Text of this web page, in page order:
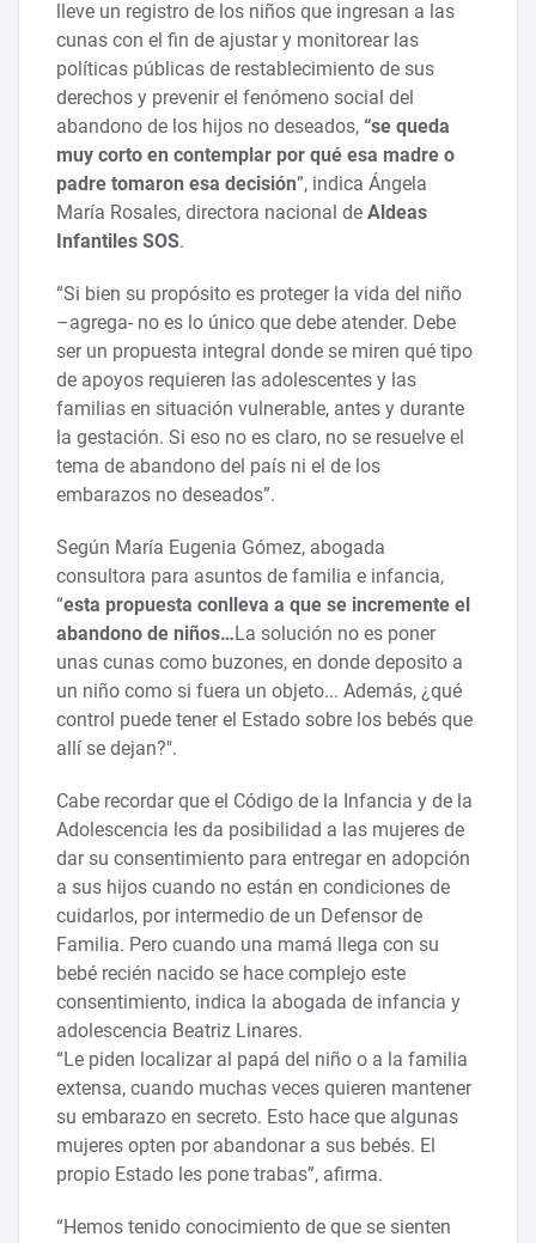
lleve un registro de los niños que ingresan a las
cunas con el fin de ajustar y monitorear las
políticas públicas de restablecimiento de sus
derechos y prevenir el fenómeno social del
abandono de los hijos no deseados, “se queda
muy corto en contemplar por qué esa madre o
padre tomaron esa decisión”, indica Ángela
María Rosales, directora nacional deAldeas
Infantiles SOS.
“Si bien su propósito es proteger la vida del niño
–agrega- no es lo único que debe atender. Debe
ser un propuesta integral donde se miren qué tipo
de apoyos requieren las adolescentes y las
familias en situación vulnerable, antes y durante
la gestación. Si eso no es claro, no se resuelve el
tema de abandono del país ni el de los
embarazos no deseados”.
Según María Eugenia Gómez, abogada
consultora para asuntos de familia e infancia,
“esta propuesta conlleva a que se incremente el
abandono de niños…La solución no es poner
unas cunas como buzones, en donde deposito a
un niño como si fuera un objeto... Además, ¿qué
control puede tener el Estado sobre los bebés que
allí se dejan?".
Cabe recordar que el Código de la Infancia y de la
Adolescencia les da posibilidad a las mujeres de
dar su consentimiento para entregar en adopción
a sus hijos cuando no están en condiciones de
cuidarlos, por intermedio de un Defensor de
Familia. Pero cuando una mamá llega con su
bebé recién nacido se hace complejo este
consentimiento, indica la abogada de infancia y
adolescencia Beatriz Linares.
“Le piden localizar al papá del niño o a la familia
extensa, cuando muchas veces quieren mantener
su embarazo en secreto. Esto hace que algunas
mujeres opten por abandonar a sus bebés. El
propio Estado les pone trabas”, afirma.
“Hemos tenido conocimiento de que se sienten